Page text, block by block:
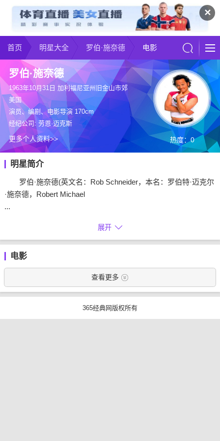
✕
首页 明星大全 罗伯·施奈德 电影
热度：0
罗伯·施奈德
1963年10月31日 加利福尼亚州旧金山市郊
美国
演员、编剧、电影导演 170cm
经纪公司: 劳恩·迈克斯
更多个人资料>>
明星简介
罗伯·施奈德(英文名：Rob Schneider，本名：罗伯特·迈克尔
·施奈德，Robert Michael
...
展开
电影
查看更多
365经典网版权所有